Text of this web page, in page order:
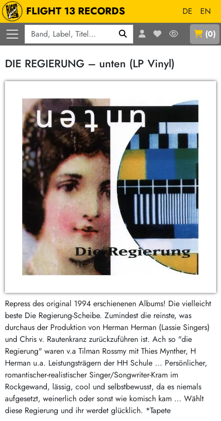
FLIGHT 13 RECORDS DE
EN
(0)
DIE REGIERUNG – unten (LP Vinyl)
Repress des original 1994 erschienenen Albums! Die vielleicht
beste Die Regierung-Scheibe. Zumindest die reinste, was
durchaus der Produktion von Herman Herman (Lassie Singers)
und Chris v. Rautenkranz zurückzuführen ist. Ach so "die
Regierung" waren v.a Tilman Rossmy mit Thies Mynther, H
Herman u.a. Leistungsträgern der HH Schule ... Persönlicher,
romantischer-realistischer Singer/Songwriter-Kram im
Rockgewand, lässig, cool und selbstbewusst, da es niemals
aufgesetzt, weinerlich oder sonst wie komisch kam ... Wählt
diese Regierung und ihr werdet glücklich. *Tapete